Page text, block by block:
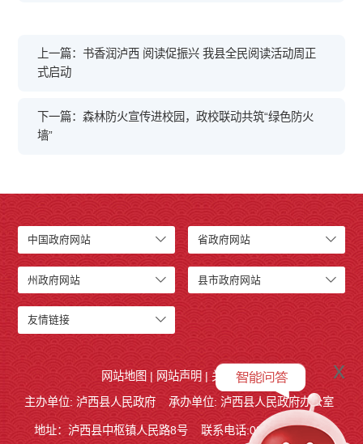
上一篇：书香润泸西 阅读促振兴 我县全民阅读活动周正
式启动
下一篇：森林防火宣传进校园，政校联动共筑“绿色防火
墙”
中国政府网站 省政府网站
州政府网站 县市政府网站
友情链接
网站地图 | 网站声明 | 关于我们
主办单位: 泸西县人民政府
承办单位: 泸西县人民政府办公室
地址：泸西县中枢镇人民路8号 联系电话:0873-6621715
x